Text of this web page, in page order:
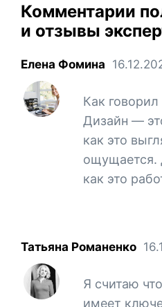
Комментарии
и отзывы
Елена Фомина
Как
Дизайн —
как это
ощущается.
как это
Татьяна Романенко
Я считаю
имеет